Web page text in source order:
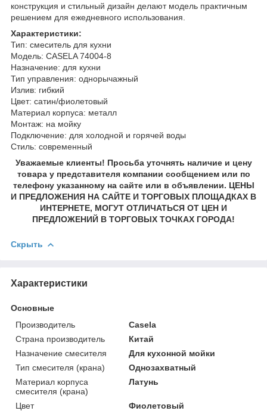
конструкция и стильный дизайн делают модель практичным
решением для ежедневного использования.
Характеристики:
Тип: смеситель для кухни
Модель: CASELA 74004-8
Назначение: для кухни
Тип управления: однорычажный
Излив: гибкий
Цвет: сатин/фиолетовый
Материал корпуса: металл
Монтаж: на мойку
Подключение: для холодной и горячей воды
Стиль: современный
Уважаемые клиенты! Просьба уточнять наличие и цену
товара у представителя компании сообщением или по
телефону указанному на сайте или в объявлении. ЦЕНЫ
И ПРЕДЛОЖЕНИЯ НА САЙТЕ И ТОРГОВЫХ ПЛОЩАДКАХ В
ИНТЕРНЕТЕ, МОГУТ ОТЛИЧАТЬСЯ ОТ ЦЕН И
ПРЕДЛОЖЕНИЙ В ТОРГОВЫХ ТОЧКАХ ГОРОДА!
Скрыть
Характеристики
Основные
Производитель
Casela
Страна производитель
Китай
Назначение смесителя
Для кухонной мойки
Тип смесителя (крана)
Однозахватный
Материал корпуса
смесителя (крана)
Латунь
Цвет
Фиолетовый